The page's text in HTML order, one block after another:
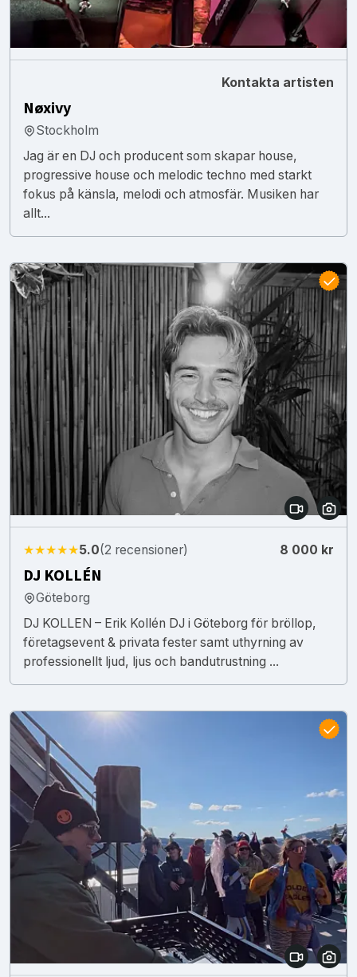
Kontakta artisten
Nøxivy
Stockholm
Jag är en DJ och producent som skapar house,
progressive house och melodic techno med starkt
fokus på känsla, melodi och atmosfär. Musiken har
allt...
★★★★★5.0(2 recensioner) 8 000 kr
DJ KOLLÉN
Göteborg
DJ KOLLEN – Erik Kollén DJ i Göteborg för bröllop,
företagsevent & privata fester samt uthyrning av
professionellt ljud, ljus och bandutrustning ...